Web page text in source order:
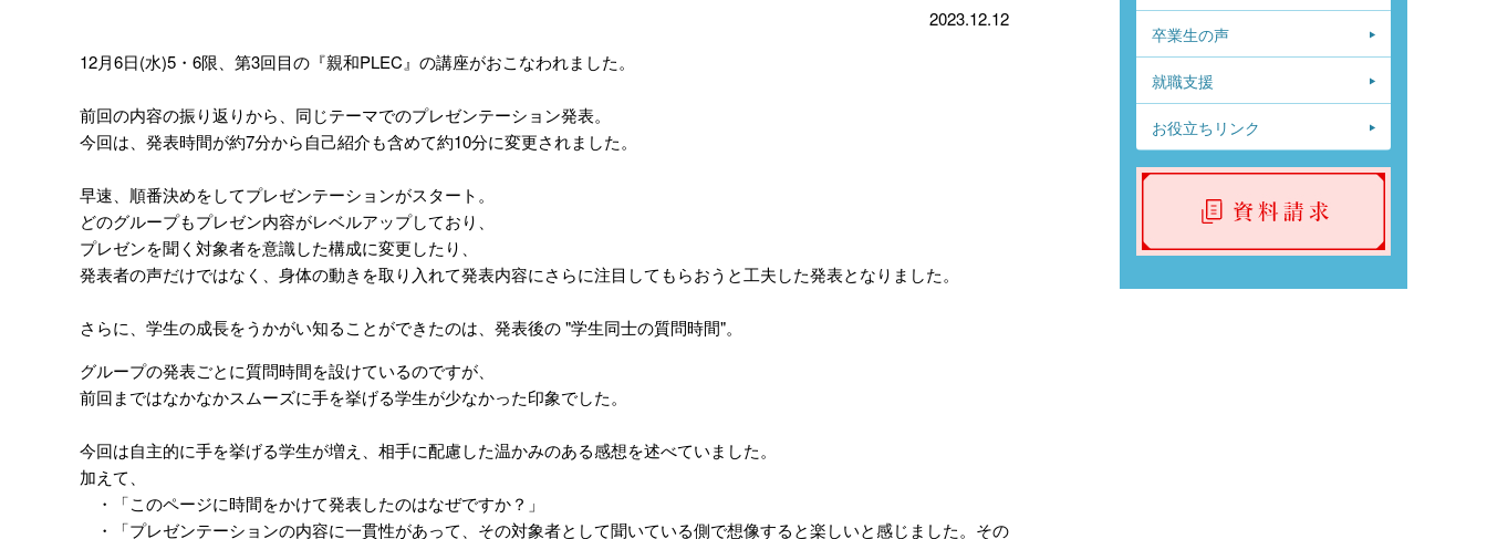
2023.12.12
12月6日(水)5・6限、第3回目の『親和PLEC』の講座がおこなわれました。
前回の内容の振り返りから、同じテーマでのプレゼンテーション発表。
今回は、発表時間が約7分から自己紹介も含めて約10分に変更されました。
早速、順番決めをしてプレゼンテーションがスタート。
どのグループもプレゼン内容がレベルアップしており、
プレゼンを聞く対象者を意識した構成に変更したり、
発表者の声だけではなく、身体の動きを取り入れて発表内容にさらに注目してもらおうと工夫した発表となりました。
さらに、学生の成長をうかがい知ることができたのは、発表後の "学生同士の質問時間"。
グループの発表ごとに質問時間を設けているのですが、
前回まではなかなかスムーズに手を挙げる学生が少なかった印象でした。
今回は自主的に手を挙げる学生が増え、相手に配慮した温かみのある感想を述べていました。
加えて、
・「このページに時間をかけて発表したのはなぜですか？」
・「プレゼンテーションの内容に一貫性があって、その対象者として聞いている側で想像すると楽しいと感じました。その
卒業生の声
就職支援
お役立ちリンク